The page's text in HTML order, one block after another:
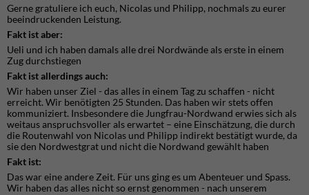
Gerne gratuliere ich euch, Nicolas und Philipp, nochmals zu eurer
beeindruckenden Leistung.
Fakt ist aber:
Ueli und ich haben damals alle drei Nordwände als erste in einem
Zug durchstiegen
Fakt ist allerdings auch:
Wir haben unser Ziel - das alles in einem Tag zu schaffen - nicht
erreicht. Wir benötigten 25 Stunden. Das haben wir stets offen
kommuniziert. Insbesondere die Jungfrau-Nordwand erwies sich als
weitaus anspruchsvoller als erwartet – eine Einschätzung, die durch
die Routenwahl von Nicolas und Philipp indirekt bestätigt wurde, da
sie den Nordwestgrat und nicht die Nordwand gewählt haben
Fakt ist:
Das war eine andere Zeit. Für uns ging es um Abenteuer und Spass.
Wir haben das alles nicht so ernst genommen - nach unserem